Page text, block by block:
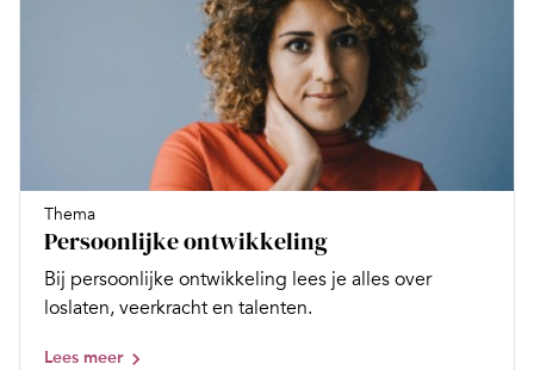
Thema
Persoonlijke ontwikkeling
Bij persoonlijke ontwikkeling lees je alles over
loslaten, veerkracht en talenten.
Lees meer